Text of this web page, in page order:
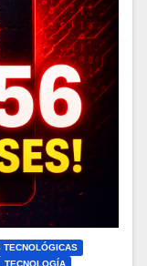
TECNOLÓGICAS
TECNOLOGÍA